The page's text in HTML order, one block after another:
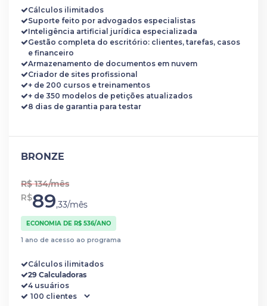
Cálculos ilimitados
Suporte feito por advogados especialistas
Inteligência artificial jurídica especializada
Gestão completa do escritório: clientes, tarefas, casos
e financeiro
Armazenamento de documentos em nuvem
Criador de sites profissional
+ de 200 cursos e treinamentos
+ de 350 modelos de petições atualizados
8 dias de garantia para testar
BRONZE
R$ 134/mês
R$89,33/mês
ECONOMIA DE R$ 536/ANO
1 ano de acesso ao programa
Cálculos ilimitados
29 Calculadoras
4 usuários